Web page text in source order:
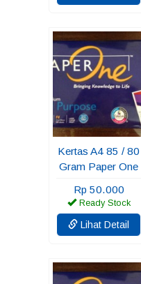
Kertas A4 85 / 80
Gram Paper One
Rp 50.000
Ready Stock
Lihat Detail